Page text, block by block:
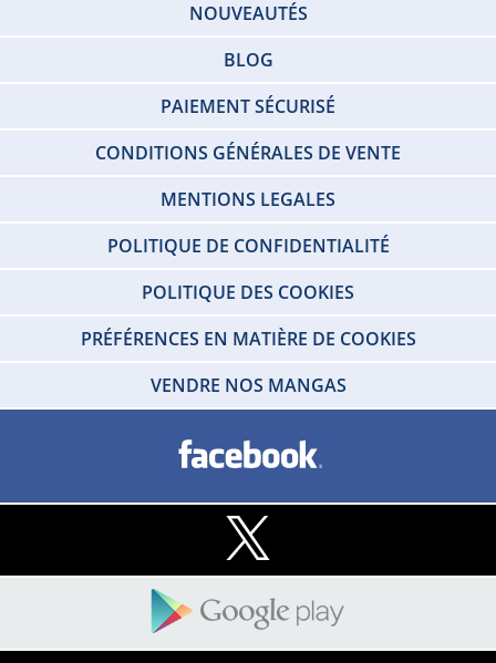
NOUVEAUTÉS
BLOG
PAIEMENT SÉCURISÉ
CONDITIONS GÉNÉRALES DE VENTE
MENTIONS LEGALES
POLITIQUE DE CONFIDENTIALITÉ
POLITIQUE DES COOKIES
PRÉFÉRENCES EN MATIÈRE DE COOKIES
VENDRE NOS MANGAS